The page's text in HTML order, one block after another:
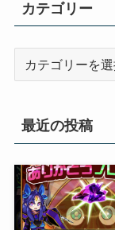
カテゴリー
リ
最近の投稿